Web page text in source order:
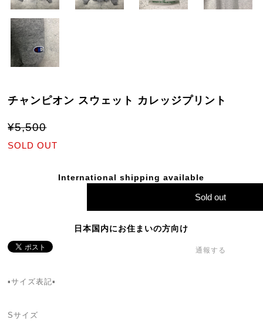
チャンピオン スウェット カレッジプリント
¥5,500
SOLD OUT
International shipping available
Sold out
日本国内にお住まいの方向け
通報する
▪サイズ表記▪
Sサイズ